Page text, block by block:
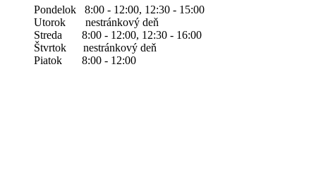
Pondelok 8:00 - 12:00, 12:30 - 15:00
Utorok nestránkový deň
Streda 8:00 - 12:00, 12:30 - 16:00
Štvrtok nestránkový deň
Piatok 8:00 - 12:00